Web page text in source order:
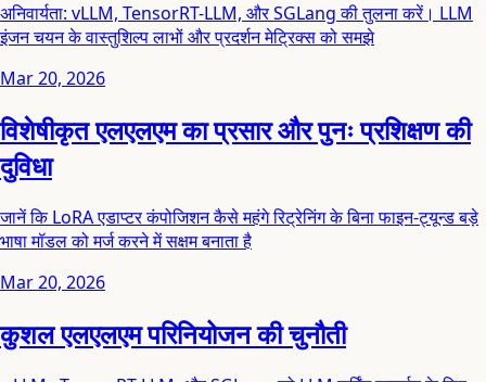
अनिवार्यता: vLLM, TensorRT-LLM, और SGLang की तुलना करें। LLM
इंजन चयन के वास्तुशिल्प लाभों और प्रदर्शन मेट्रिक्स को समझे
Mar 20, 2026
विशेषीकृत एलएलएम का प्रसार और पुनः प्रशिक्षण की
दुविधा
जानें कि LoRA एडाप्टर कंपोजिशन कैसे महंगे रिट्रेनिंग के बिना फाइन-ट्यून्ड बड़े
भाषा मॉडल को मर्ज करने में सक्षम बनाता है
Mar 20, 2026
कुशल एलएलएम परिनियोजन की चुनौती